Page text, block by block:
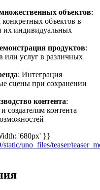
объектов:
объектов в
их индивидуальных
продуктов:
или услуг в различных
: Интеграция
сцены при сохранении
контента:
создателям контента
'680px' }}
uno_files/teaser/